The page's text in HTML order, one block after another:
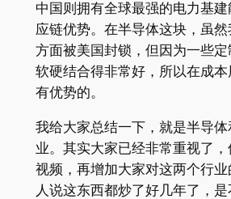
中国则拥有全球最强的电力基
应链优势。在半导体这块，虽
方面被美国封锁，但因为一些
软硬结合得非常好，所以在成
有优势的。
我给大家总结一下，就是半导
业。其实大家已经非常重视了
视频，再增加大家对这两个行业
人说这东西都炒了好几年了，